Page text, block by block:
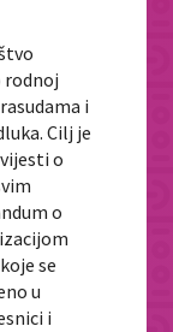
rodnoj
i
Cilj je
o
o
se
u
i